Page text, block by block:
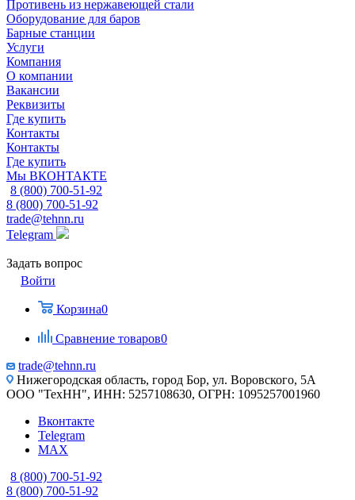
Противень из нержавеющей стали
Оборудование для баров
Барные станции
Услуги
Компания
О компании
Вакансии
Реквизиты
Где купить
Контакты
Контакты
Где купить
Мы ВКОНТАКТЕ
8 (800) 700-51-92
8 (800) 700-51-92
trade@tehnn.ru
Telegram
Задать вопрос
Войти
Корзина0
Сравнение товаров0
trade@tehnn.ru
Нижегородская область, город Бор, ул. Воровского, 5А
ООО "ТехНН", ИНН: 5257108630, ОГРН: 1095257001960
Вконтакте
Telegram
MAX
8 (800) 700-51-92
8 (800) 700-51-92